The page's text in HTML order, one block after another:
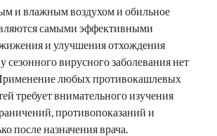
и влажным воздухом и обильное
самыми эффективными
и улучшения отхождения
сезонного вирусного заболевания нет
любых противокашлевых
требует внимательного изучения
противопоказаний и
после назначения врача.